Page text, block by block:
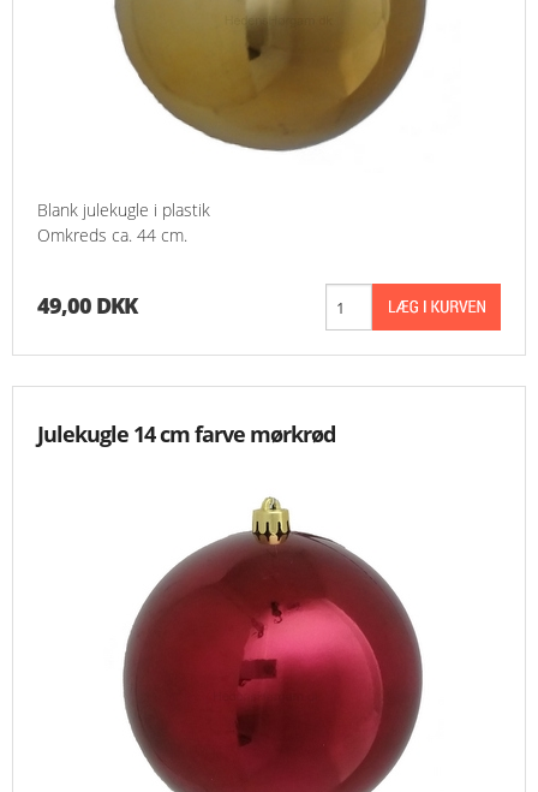
Blank julekugle i plastik
Omkreds ca. 44 cm.
49,00 DKK
Julekugle 14 cm farve mørkrød